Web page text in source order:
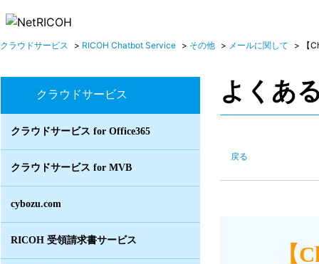
クラウドサービス > RICOH Chatbot Service > その他 > メールに関して > 【
クラウドサービス
クラウドサービス for Office365
クラウドサービス for MVB
cybozu.com
RICOH 受領請求書サービス
よくあ
戻る
【